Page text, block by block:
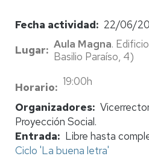
Fecha actividad
22/06/
Lugar
Aula Magna.
Basilio Paraíso, 4)
Horario
19:00h
Organizadores
Proyección Social.
Entrada
Libre hasta
Ciclo 'La buena letra'